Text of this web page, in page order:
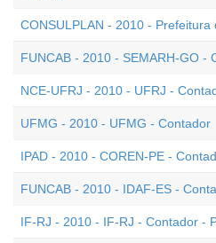
CONSULPLAN - 2010 -
FUNCAB - 2010 - SEMARH-GO -
NCE-UFRJ - 2010 - UFRJ -
UFMG - 2010 - UFMG - Contador
IPAD - 2010 - COREN-PE -
FUNCAB - 2010 - IDAF-ES -
IF-RJ - 2010 - IF-RJ - Contador -